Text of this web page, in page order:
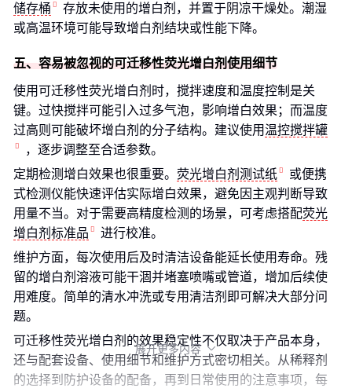
储存桶
存放未使用的增白剂，并置于阴凉干燥处。潮湿
或高温环境可能导致增白剂结块或性能下降。
五、容易被忽视的可迁移性荧光增白剂使用细节
使用可迁移性荧光增白剂时，搅拌速度和温度控制是关
键。过快搅拌可能引入过多气泡，影响增白效果；而温度
过高则可能破坏增白剂的分子结构。建议使用温控搅拌罐
，逐步调整至合适参数。
定期检测增白效果也很重要。 荧光增白剂测试纸
或便携
式检测仪能快速评估实际增白效果，避免因主观判断导致
用量不当。对于需要高精度检测的场景，可考虑搭配荧光
增白剂标准品
进行校准。
维护方面，每次使用后及时清洁设备能延长使用寿命。残
留的增白剂溶液可能干涸并堵塞喷嘴或管道，增加后续使
用难度。简单的清水冲洗或专用清洁剂即可解决大部分问
题。
可迁移性荧光增白剂的效果稳定性不仅取决于产品本身，
还与配套设备、使用细节和维护方式密切相关。从稀释剂
的选择到防护设备的配备，再到日常使用的注意事项，每
展开更多内容 